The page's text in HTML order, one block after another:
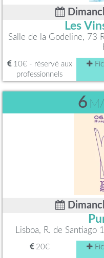
Les
Salle de la Godeline, 73
10€ - réservé aux
professionnels
6
Lisboa, R. de
20€